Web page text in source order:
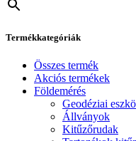
Termékkategóriák
Összes termék
Akciós termékek
Földemérés
Geodéziai
Állványok
Kitűzőrudak